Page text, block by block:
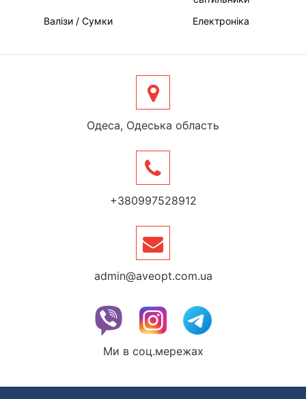
Валізи / Сумки
Електроніка
Одеса, Одеська область
+380997528912
admin@aveopt.com.ua
Ми в соц.мережах